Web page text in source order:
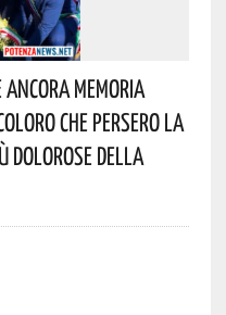
Memoria
Che Persero La
Dolorose Della